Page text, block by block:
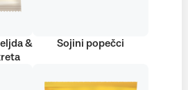
&
Sojini popečci